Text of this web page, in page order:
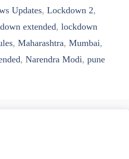
Updates, Lockdown 2,
extended, lockdown
, Maharashtra, Mumbai,
, Narendra Modi, pune